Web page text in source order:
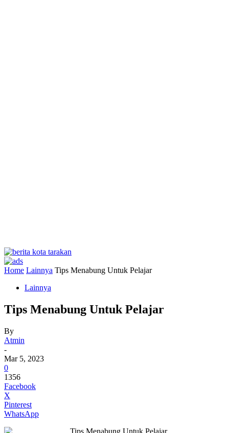
Home Lainnya Tips Menabung Untuk Pelajar
Lainnya
Tips Menabung Untuk Pelajar
By
Atmin
-
Mar 5, 2023
0
1356
Facebook
X
Pinterest
WhatsApp